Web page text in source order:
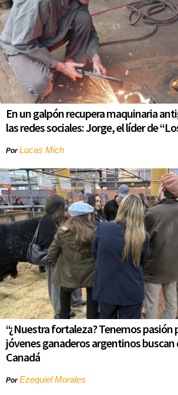
En un galpón recupera maquinaria
las redes sociales: Jorge, el líder de
PorLucas Mich
“¿Nuestra fortaleza? Tenemos pasión
jóvenes ganaderos argentinos buscan
Canadá
PorEzequiel Morales